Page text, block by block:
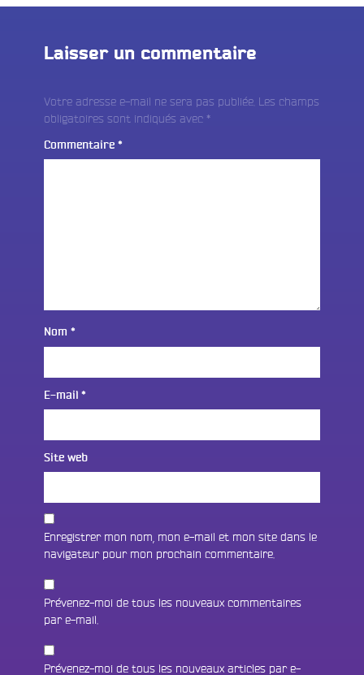
Laisser un commentaire
Votre adresse e-mail ne sera pas publiée. Les champs
obligatoires sont indiqués avec *
Commentaire *
Nom *
E-mail *
Site web
Enregistrer mon nom, mon e-mail et mon site dans le
navigateur pour mon prochain commentaire.
Prévenez-moi de tous les nouveaux commentaires
par e-mail.
Prévenez-moi de tous les nouveaux articles par e-